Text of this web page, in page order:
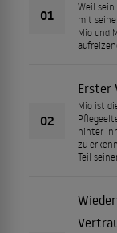
01
Weil
mit
Mio und
02
Erster
Mio ist
hinter ihr
zu
Teil